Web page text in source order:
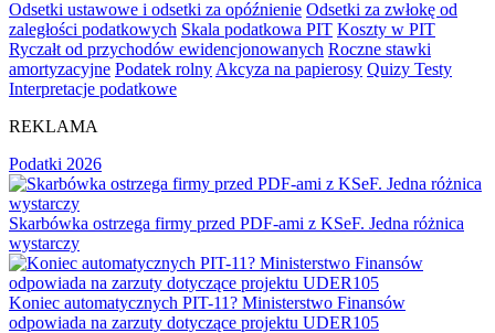
Odsetki ustawowe i odsetki za opóźnienie Odsetki za zwłokę od
zaległości podatkowych Skala podatkowa PIT Koszty w PIT
Ryczałt od przychodów ewidencjonowanych Roczne stawki
amortyzacyjne Podatek rolny Akcyza na papierosy Quizy Testy
Interpretacje podatkowe
REKLAMA
Podatki 2026
Skarbówka ostrzega firmy przed PDF-ami z KSeF. Jedna różnica
wystarczy
Koniec automatycznych PIT-11? Ministerstwo Finansów
odpowiada na zarzuty dotyczące projektu UDER105